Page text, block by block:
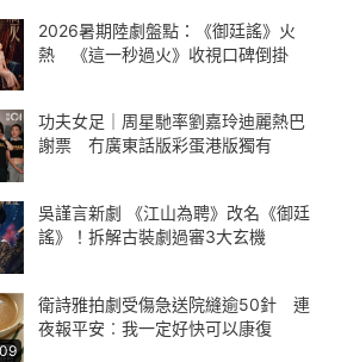
2026暑期陸劇盤點：《御廷謠》火
熱 《這一秒過火》收視口碑倒掛
功夫女足｜周星馳率劉嘉玲迪麗熱巴
謝票 冇廣東話版彩蛋港版獨有
吳謹言新劇 《江山為聘》改名《御廷
謠》！拆解古裝劇過審3大玄機
衛詩雅拍劇受傷急送院縫逾50針 連
夜報平安︰我一定好快可以康復